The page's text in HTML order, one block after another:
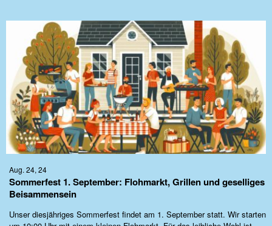
Aug. 24, 24
Sommerfest 1. September: Flohmarkt, Grillen und geselliges
Beisammensein
Unser diesjähriges Sommerfest findet am 1. September statt. Wir starten